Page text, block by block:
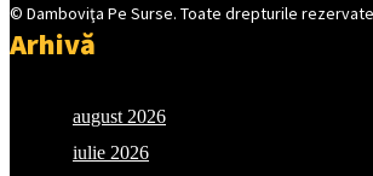
© Damboviţa Pe Surse. Toate drepturile
Arhivă
august 2026
iulie 2026